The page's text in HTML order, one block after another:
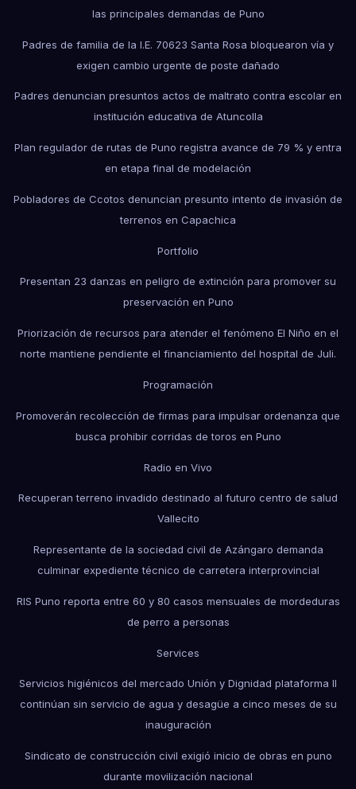
las principales demandas de Puno
Padres de familia de la I.E. 70623 Santa Rosa bloquearon vía y
exigen cambio urgente de poste dañado
Padres denuncian presuntos actos de maltrato contra escolar en
institución educativa de Atuncolla
Plan regulador de rutas de Puno registra avance de 79 % y entra
en etapa final de modelación
Pobladores de Ccotos denuncian presunto intento de invasión de
terrenos en Capachica
Portfolio
Presentan 23 danzas en peligro de extinción para promover su
preservación en Puno
Priorización de recursos para atender el fenómeno El Niño en el
norte mantiene pendiente el financiamiento del hospital de Juli.
Programación
Promoverán recolección de firmas para impulsar ordenanza que
busca prohibir corridas de toros en Puno
Radio en Vivo
Recuperan terreno invadido destinado al futuro centro de salud
Vallecito
Representante de la sociedad civil de Azángaro demanda
culminar expediente técnico de carretera interprovincial
RIS Puno reporta entre 60 y 80 casos mensuales de mordeduras
de perro a personas
Services
Servicios higiénicos del mercado Unión y Dignidad plataforma II
continúan sin servicio de agua y desagüe a cinco meses de su
inauguración
Sindicato de construcción civil exigió inicio de obras en puno
durante movilización nacional